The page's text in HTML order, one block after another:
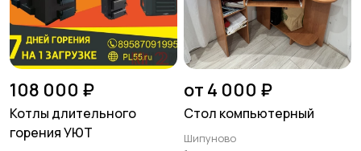
108 000 ₽
Котлы длительного
горения УЮТ
от 4 000 ₽
Стол компьютерный
Шипуново